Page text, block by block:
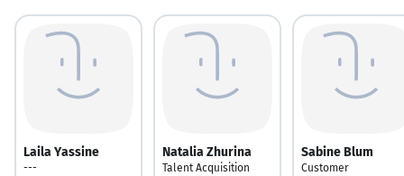
Laila Yassine
---
Natalia Zhurina
Talent Acquisition
Sabine Blum
Customer